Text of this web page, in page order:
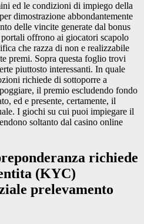
ed le condizioni di impiego della
dimostrazione abbondantemente
delle vincite generate dal bonus
offrono ai giocatori scapolo
che razza di non e realizzabile
premi. Sopra questa foglio trovi
piuttosto interessanti. In quale
richiede di sottoporre a
il premio escludendo fondo
ed e presente, certamente, il
I giochi su cui puoi impiegare il
soltanto dal casino online
richiede
(KYC)
prelevamento